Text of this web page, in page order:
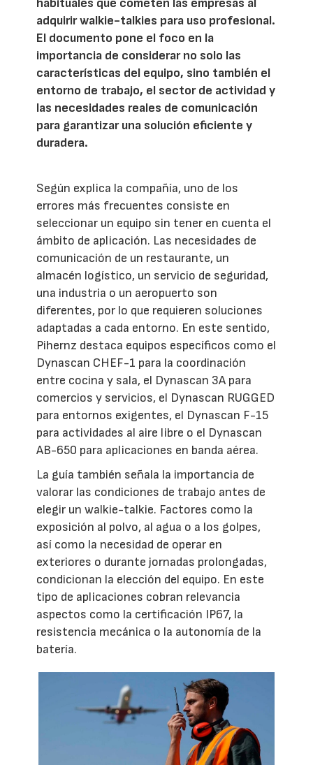
habituales que cometen las empresas al
adquirir walkie-talkies para uso profesional.
El documento pone el foco en la
importancia de considerar no solo las
características del equipo, sino también el
entorno de trabajo, el sector de actividad y
las necesidades reales de comunicación
para garantizar una solución eficiente y
duradera.
Según explica la compañía, uno de los
errores más frecuentes consiste en
seleccionar un equipo sin tener en cuenta el
ámbito de aplicación. Las necesidades de
comunicación de un restaurante, un
almacén logístico, un servicio de seguridad,
una industria o un aeropuerto son
diferentes, por lo que requieren soluciones
adaptadas a cada entorno. En este sentido,
Pihernz destaca equipos específicos como el
Dynascan CHEF-1 para la coordinación
entre cocina y sala, el Dynascan 3A para
comercios y servicios, el Dynascan RUGGED
para entornos exigentes, el Dynascan F-15
para actividades al aire libre o el Dynascan
AB-650 para aplicaciones en banda aérea.
La guía también señala la importancia de
valorar las condiciones de trabajo antes de
elegir un walkie-talkie. Factores como la
exposición al polvo, al agua o a los golpes,
así como la necesidad de operar en
exteriores o durante jornadas prolongadas,
condicionan la elección del equipo. En este
tipo de aplicaciones cobran relevancia
aspectos como la certificación IP67, la
resistencia mecánica o la autonomía de la
batería.